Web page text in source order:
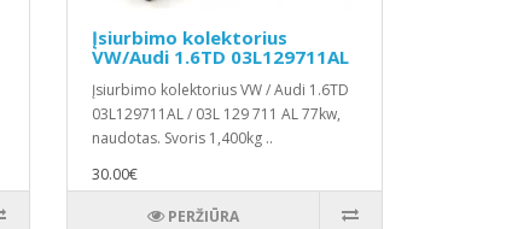
Įsiurbimo kolektorius
VW/Audi 1.6TD 03L129711AL
Įsiurbimo kolektorius VW / Audi 1.6TD
03L129711AL / 03L 129 711 AL 77kw,
naudotas. Svoris 1,400kg ..
30.00€
PERŽIŪRA